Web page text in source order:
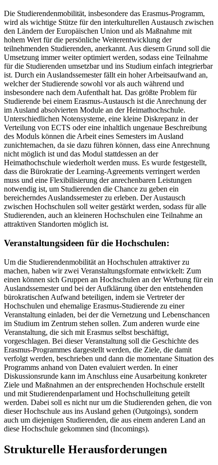
Die Studierendenmobilität, insbesondere das Erasmus-Programm,
wird als wichtige Stütze für den interkulturellen Austausch zwischen
den Ländern der Europäischen Union und als Maßnahme mit
hohem Wert für die persönliche Weiterentwicklung der
teilnehmenden Studierenden, anerkannt. Aus diesem Grund soll die
Umsetzung immer weiter optimiert werden, sodass eine Teilnahme
für die Studierenden umsetzbar und ins Studium einfach integrierbar
ist. Durch ein Auslandssemester fällt ein hoher Arbeitsaufwand an,
welcher der Studierende sowohl vor als auch während und
insbesondere nach dem Aufenthalt hat. Das größte Problem für
Studierende bei einem Erasmus-Austausch ist die Anrechnung der
im Ausland absolvierten Module an der Heimathochschule.
Unterschiedlichen Notensysteme, eine kleine Diskrepanz in der
Verteilung von ECTS oder eine inhaltlich ungenaue Beschreibung
des Moduls können die Arbeit eines Semesters im Ausland
zunichtemachen, da sie dazu führen können, dass eine Anrechnung
nicht möglich ist und das Modul stattdessen an der
Heimathochschule wiederholt werden muss. Es wurde festgestellt,
dass die Bürokratie der Learning-Agreements verringert werden
muss und eine Flexibilisierung der anrechenbaren Leistungen
notwendig ist, um Studierenden die Chance zu geben ein
bereicherndes Auslandssemester zu erleben. Der Austausch
zwischen Hochschulen soll weiter gestärkt werden, sodass für alle
Studierenden, auch an kleineren Hochschulen eine Teilnahme an
attraktiven Standorten möglich ist.
Veranstaltungsideen für die Hochschulen:
Um die Studierendenmobilität an Hochschulen attraktiver zu
machen, haben wir zwei Veranstaltungsformate entwickelt: Zum
einen können sich Gruppen an Hochschulen an der Werbung für ein
Auslandssemester und bei der Aufklärung über den entstehenden
bürokratischen Aufwand beteiligen, indem sie Vertreter der
Hochschulen und ehemalige Erasmus-Studierende zu einer
Veranstaltung einladen, bei der die Vernetzung und Lebenschancen
im Studium im Zentrum stehen sollen. Zum anderen wurde eine
Veranstaltung, die sich mit Erasmus selbst beschäftigt,
vorgeschlagen. Bei dieser Veranstaltung soll die Geschichte des
Erasmus-Programmes dargestellt werden, die Ziele, die damit
verfolgt werden, beschrieben und dann die momentane Situation des
Programms anhand von Daten evaluiert werden. In einer
Diskussionsrunde kann im Anschluss eine Ausarbeitung konkreter
Ziele und Maßnahmen an der entsprechenden Hochschule erstellt
und mit Studierendenparlament und Hochschulleitung geteilt
werden. Dabei soll es nicht nur um die Studierenden gehen, die von
dieser Hochschule aus ins Ausland gehen (Outgoings), sondern
auch um diejenigen Studierenden, die aus einem anderen Land an
diese Hochschule gekommen sind (Incomings).
Strukturelle Herausforderungen